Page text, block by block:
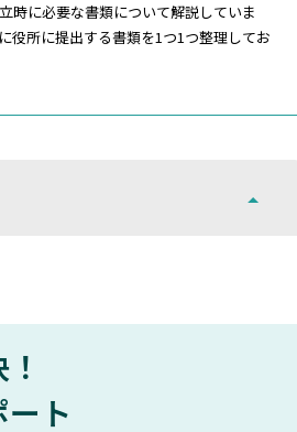
時に必要な書類について解説していま
役所に提出する書類を1つ1つ整理してお
ト